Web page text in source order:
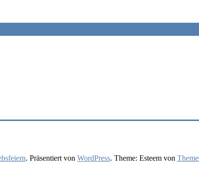
. Präsentiert von WordPress. Theme: Esteem von